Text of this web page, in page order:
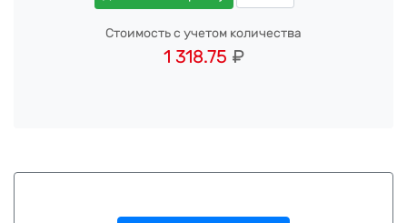
Стоимость с учетом количества
1 318.75 ₽